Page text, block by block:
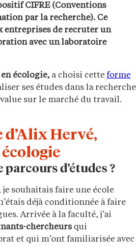
CIFRE (Conventions
par la recherche). Ce
entreprises de recruter un
avec un laboratoire
écologie, a choisi cette forme
ses études dans la recherche
sur le marché du travail.
d’Alix Hervé,
parcours d’études ?
je souhaitais faire une école
déjà conditionnée à faire
Arrivée à la faculté, j’ai
chercheursqui
et qui m’ont familiarisée avec